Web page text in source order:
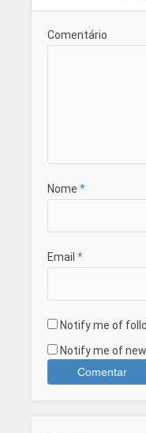
Comentário
Nome *
Email *
Notify me of
Notify me of